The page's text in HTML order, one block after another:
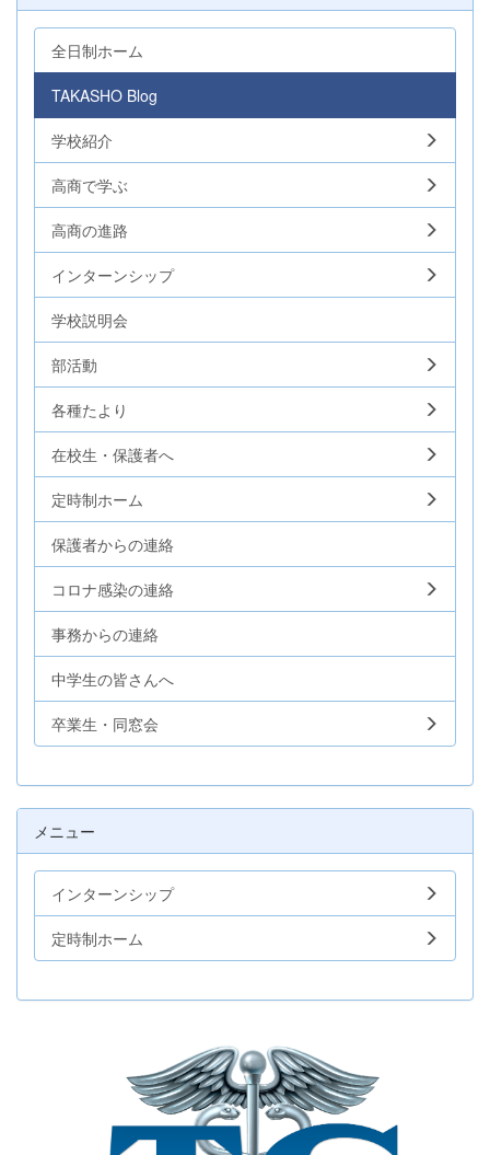
全日制ホーム
TAKASHO Blog
学校紹介
高商で学ぶ
高商の進路
インターンシップ
学校説明会
部活動
各種たより
在校生・保護者へ
定時制ホーム
保護者からの連絡
コロナ感染の連絡
事務からの連絡
中学生の皆さんへ
卒業生・同窓会
メニュー
インターンシップ
定時制ホーム